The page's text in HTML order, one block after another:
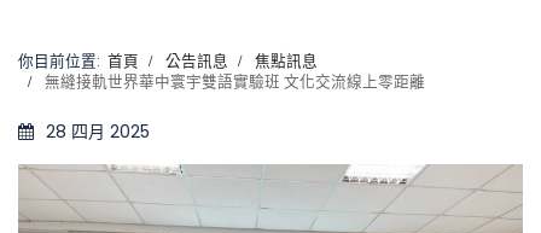
你目前位置: 首頁 公告訊息
焦點訊息
無縫接軌世界華中寰宇雙語實驗班 文化交流線上零距離
28 四月 2025